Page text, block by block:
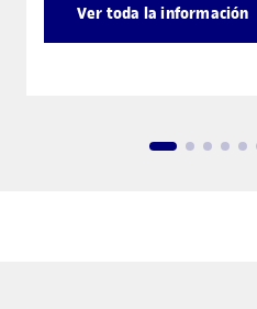
Ver toda la información